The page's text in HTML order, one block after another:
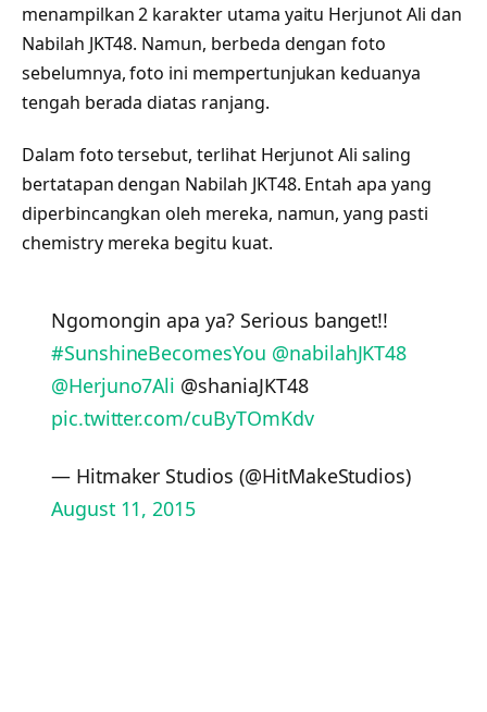
menampilkan 2 karakter utama yaitu Herjunot Ali dan
Nabilah JKT48. Namun, berbeda dengan foto
sebelumnya, foto ini mempertunjukan keduanya
tengah berada diatas ranjang.
Dalam foto tersebut, terlihat Herjunot Ali saling
bertatapan dengan Nabilah JKT48. Entah apa yang
diperbincangkan oleh mereka, namun, yang pasti
chemistry mereka begitu kuat.
Ngomongin apa ya? Serious banget!!
#SunshineBecomesYou @nabilahJKT48
@Herjuno7Ali @shaniaJKT48
pic.twitter.com/cuByTOmKdv
— Hitmaker Studios (@HitMakeStudios)
August 11, 2015